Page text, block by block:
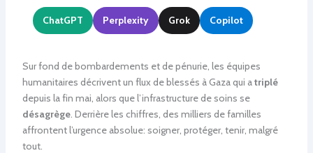
ChatGPT Perplexity Grok Copilot
Sur fond de bombardements et de pénurie, les équipes
humanitaires décrivent un flux de blessés à Gaza qui atriplé
depuis la fin mai, alors que l’infrastructure de soins se
désagrège. Derrière les chiffres, des milliers de familles
affrontent l’urgence absolue: soigner, protéger, tenir, malgré
tout.